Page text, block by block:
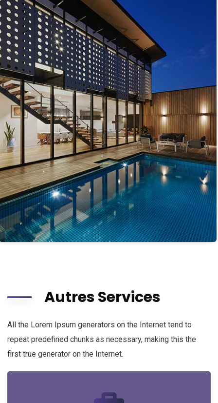
Autres Services
All the Lorem Ipsum generators on the Internet tend to
repeat predefined chunks as necessary, making this the
first true generator on the Internet.